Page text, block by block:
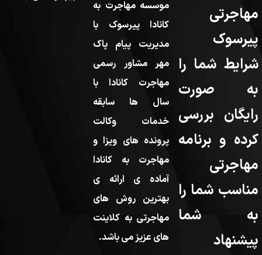
مهاجرتی
پیرسوک
شرایط شما را
به صورت
رایگان بررسی
کرده و برنامه
مهاجرتی
مناسب شما را
به شما
پیشنهاد
موسسه مهاجرت به
کانادا پیرسوک با
مدیریت پیام پاک
مهر مشاور رسمی
مهاجرت کانادا با
سال ها سابقه
خدمات وکالت
پرونده های ویزا و
مهاجرت به کانادا
آماده ی ارائه ی
بهترین روش های
مهاجرتی به کلاینت
های عزیز می باشد.